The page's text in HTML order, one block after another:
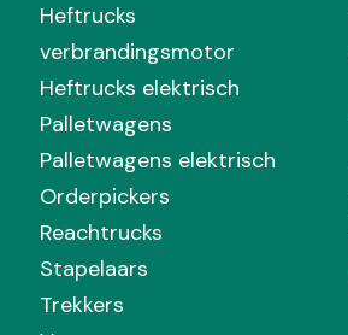
Heftrucks
verbrandingsmotor
Heftrucks elektrisch
Palletwagens
Palletwagens elektrisch
Orderpickers
Reachtrucks
Stapelaars
Trekkers